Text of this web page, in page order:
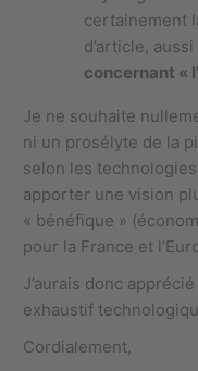
certainement
d’article,
concernant «
Je ne souhaite
ni un prosélyte de la
selon les
apporter une vision
« bénéfique »
pour la France et
J’aurais donc
exhaustif
Cordialement,